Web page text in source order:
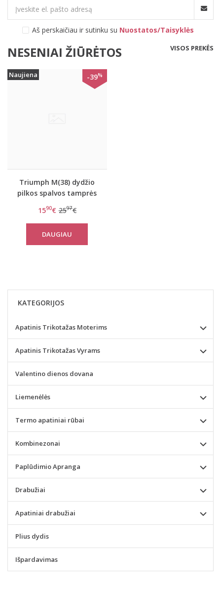
Aš perskaičiau ir sutinku su Nuostatos/Taisyklės
NESENIAI ŽIŪRĖTOS VISOS PREKĖS
Naujiena -39%
Triumph M(38) dydžio
pilkos spalvos tamprės
1590€ 2597€
DAUGIAU
KATEGORIJOS
Apatinis Trikotažas Moterims
Apatinis Trikotažas Vyrams
Valentino dienos dovana
Liemenėlės
Termo apatiniai rūbai
Kombinezonai
Paplūdimio Apranga
Drabužiai
Apatiniai drabužiai
Plius dydis
Išpardavimas